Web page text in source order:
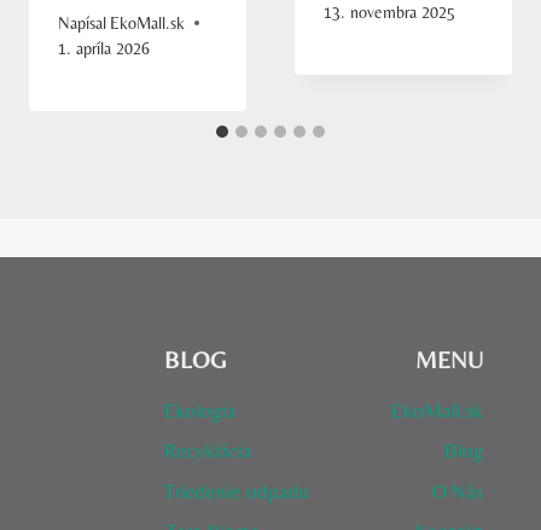
Napísal EkoMall.sk
1. apríla 2026
13. novembra 2025
BLOG
Ekologia
Recyklácia
Triedenie odpadu
MENU
EkoMall.sk
Blog
O Nás